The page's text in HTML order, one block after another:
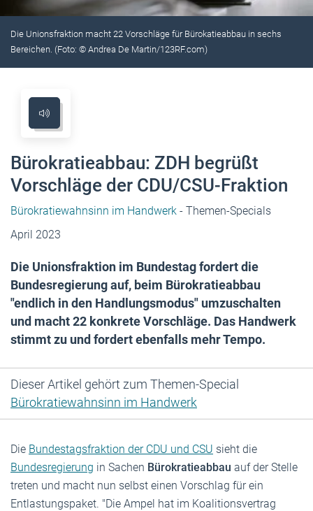
Die Unionsfraktion macht 22 Vorschläge für Bürokatieabbau in sechs
Bereichen. (Foto: © Andrea De Martin/123RF.com)
Bürokratieabbau: ZDH begrüßt
Vorschläge der CDU/CSU-Fraktion
Bürokratiewahnsinn im Handwerk - Themen-Specials
April 2023
Die Unionsfraktion im Bundestag fordert die
Bundesregierung auf, beim Bürokratieabbau
"endlich in den Handlungsmodus" umzuschalten
und macht 22 konkrete Vorschläge. Das Handwerk
stimmt zu und fordert ebenfalls mehr Tempo.
Dieser Artikel gehört zum Themen-Special
Bürokratiewahnsinn im Handwerk
Die Bundestagsfraktion der CDU und CSU sieht die
Bundesregierung in Sachen Bürokratieabbau auf der Stelle
treten und macht nun selbst einen Vorschlag für ein
Entlastungspaket. "Die Ampel hat im Koalitionsvertrag